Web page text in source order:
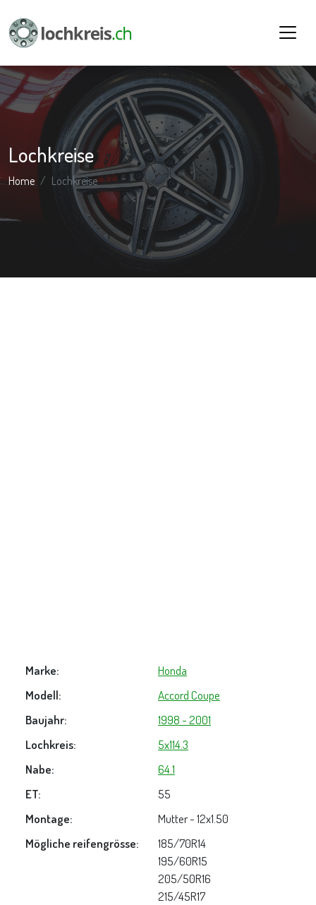
Lochkreise
Home Lochkreise
Marke:
Honda
Modell:
Accord Coupe
Baujahr:
1998 - 2001
Lochkreis:
5x114.3
Nabe:
64.1
ET:
55
Montage:
Mutter - 12x1.50
Mögliche reifengrösse:
185/70R14
195/60R15
205/50R16
215/45R17